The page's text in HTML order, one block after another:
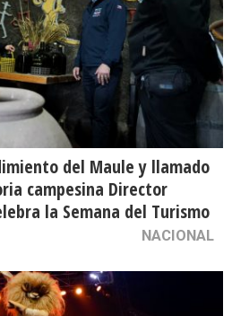
del Maule y llamado
campesina Director
la Semana del Turismo
NACIONAL